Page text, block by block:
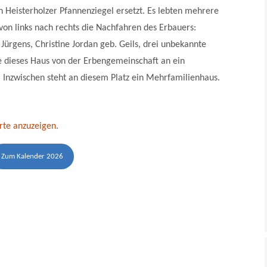
Pfannenziegel ersetzt. Es lebten mehrere
links nach rechts die Nachfahren des Erbauers:
Christine Jordan geb. Geils, drei unbekannte
Haus von der Erbengemeinschaft an ein
steht an diesem Platz ein Mehrfamilienhaus.
anzuzeigen.
Zum Kalender 2026